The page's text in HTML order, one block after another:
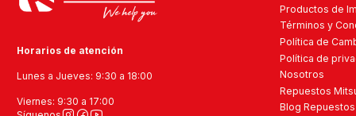
Horarios de atención
Lunes a Jueves: 9:30 a 18:00
Viernes: 9:30 a 17:00
Productos de
Términos y
Política de
Política de
Nosotros
Repuestos
Blog